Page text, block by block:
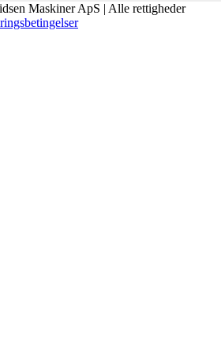
Maskiner ApS | Alle rettigheder